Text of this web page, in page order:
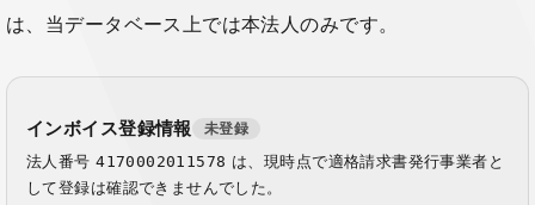
は、当データベース上では本法人のみです。
インボイス登録情報 未登録
法人番号4170002011578 は、現時点で適格請求書発行事業者と
して登録は確認できませんでした。